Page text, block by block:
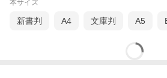
本サイズ
新書判 A4 文庫判 A5